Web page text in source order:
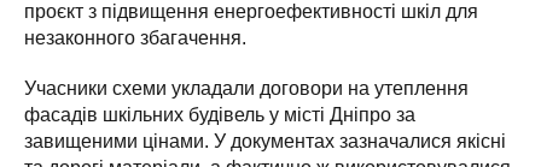
проєкт з підвищення енергоефективності шкіл для
незаконного збагачення.
Учасники схеми укладали договори на утеплення
фасадів шкільних будівель у місті Дніпро за
завищеними цінами. У документах зазначалися якісні